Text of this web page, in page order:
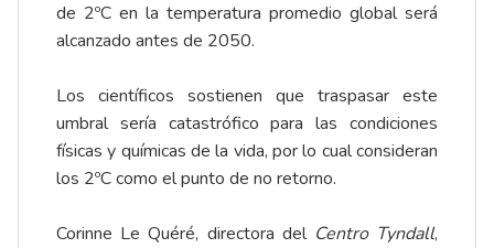
de 2ºC en la temperatura promedio global será
alcanzado antes de 2050.
Los científicos sostienen que traspasar este
umbral sería catastrófico para las condiciones
físicas y químicas de la vida, por lo cual consideran
los 2ºC como el punto de no retorno.
Corinne Le Quéré, directora del Centro Tyndall,